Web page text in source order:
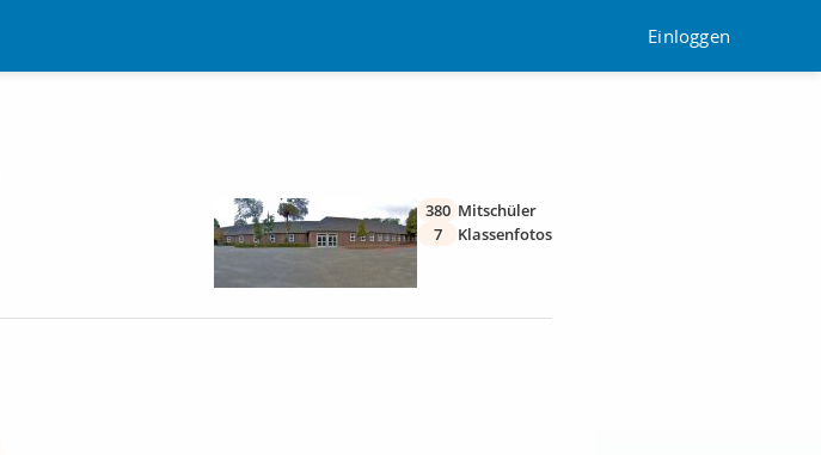
Einloggen
380 Mitschüler
7
Klassenfotos